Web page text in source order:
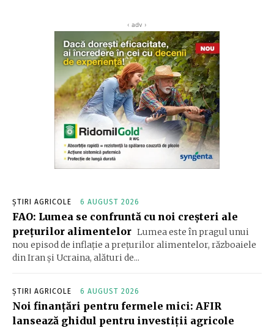
‹ adv ›
ȘTIRI AGRICOLE 6 AUGUST 2026
FAO: Lumea se confruntă cu noi creşteri ale
preţurilor alimentelor Lumea este în pragul unui
nou episod de inflaţie a preţurilor alimentelor, războaiele
din Iran şi Ucraina, alături de...
ȘTIRI AGRICOLE 6 AUGUST 2026
Noi finanțări pentru fermele mici: AFIR
lansează ghidul pentru investiții agricole